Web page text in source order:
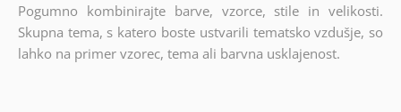
Pogumno kombinirajte barve, vzorce, stile in velikosti.
Skupna tema, s katero boste ustvarili tematsko vzdušje, so
lahko na primer vzorec, tema ali barvna usklajenost.